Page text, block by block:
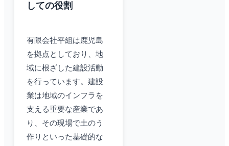
しての役割
有限会社平組は鹿児島
を拠点としており、地
域に根ざした建設活動
を行っています。建設
業は地域のインフラを
支える重要な産業であ
り、その現場で土のう
作りといった基礎的な